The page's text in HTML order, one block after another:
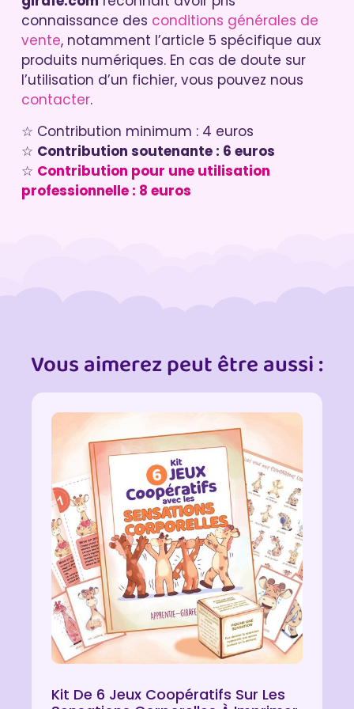
connaissance des conditions générales de
vente, notamment l’article 5 spécifique aux
produits numériques. En cas de doute sur
l’utilisation d’un fichier, vous pouvez nous
contacter.
☆ Contribution minimum : 4 euros
☆ Contribution soutenante : 6 euros
☆ Contribution pour une utilisation
professionnelle : 8 euros
Vous aimerez peut être aussi :
Kit De 6 Jeux Coopératifs Sur Les